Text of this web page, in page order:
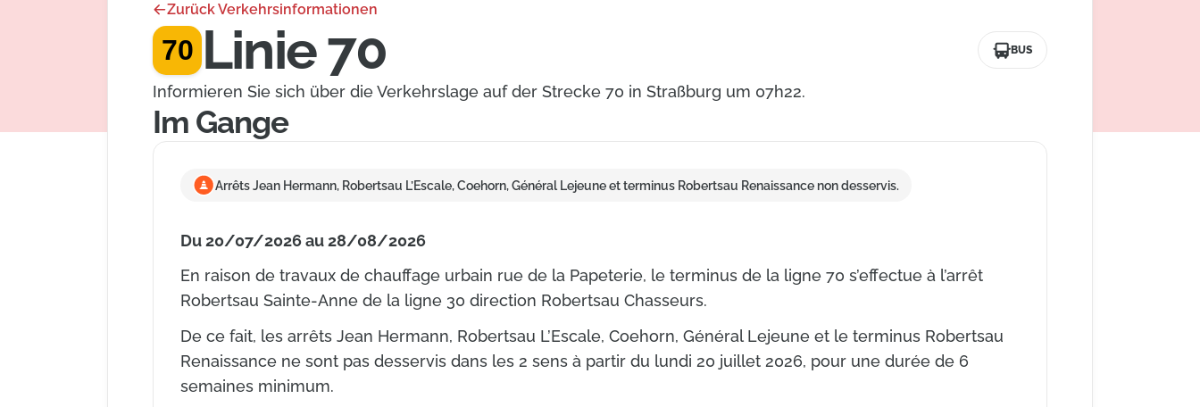
Zurück Verkehrsinformationen
70 Linie 70 BUS
Informieren Sie sich über die Verkehrslage auf der Strecke 70 in Straßburg um 07h22.
Im Gange
Arrêts Jean Hermann, Robertsau L’Escale, Coehorn, Général Lejeune et terminus Robertsau Renaissance non desservis.
Du 20/07/2026 au 28/08/2026
En raison de travaux de chauffage urbain rue de la Papeterie, le terminus de la ligne 70 s’effectue à l’arrêt
Robertsau Sainte-Anne de la ligne 30 direction Robertsau Chasseurs.
De ce fait, les arrêts Jean Hermann, Robertsau L’Escale, Coehorn, Général Lejeune et le terminus Robertsau
Renaissance ne sont pas desservis dans les 2 sens à partir du lundi 20 juillet 2026, pour une durée de 6
semaines minimum.